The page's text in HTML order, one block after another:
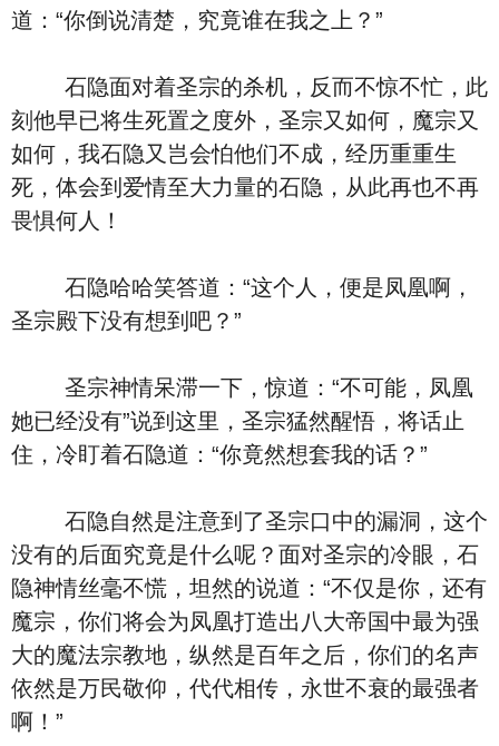
道：“你倒说清楚，究竟谁在我之上？”
石隐面对着圣宗的杀机，反而不惊不忙，此
刻他早已将生死置之度外，圣宗又如何，魔宗又
如何，我石隐又岂会怕他们不成，经历重重生
死，体会到爱情至大力量的石隐，从此再也不再
畏惧何人！
石隐哈哈笑答道：“这个人，便是凤凰啊，
圣宗殿下没有想到吧？”
圣宗神情呆滞一下，惊道：“不可能，凤凰
她已经没有”说到这里，圣宗猛然醒悟，将话止
住，冷盯着石隐道：“你竟然想套我的话？”
石隐自然是注意到了圣宗口中的漏洞，这个
没有的后面究竟是什么呢？面对圣宗的冷眼，石
隐神情丝毫不慌，坦然的说道：“不仅是你，还有
魔宗，你们将会为凤凰打造出八大帝国中最为强
大的魔法宗教地，纵然是百年之后，你们的名声
依然是万民敬仰，代代相传，永世不衰的最强者
啊！”